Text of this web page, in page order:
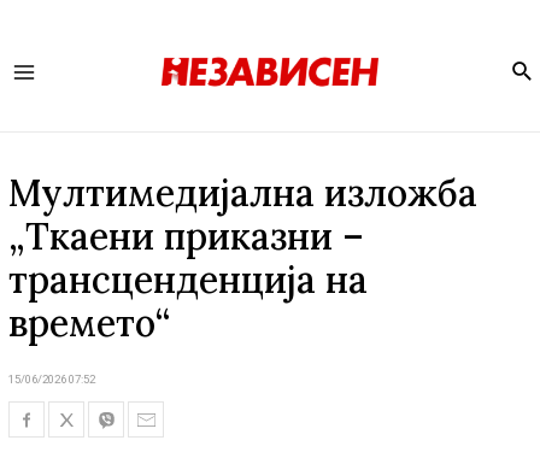
Мултимедијална изложба
„Ткаени приказни –
трансценденција на
времето“
15/06/2026 07:52